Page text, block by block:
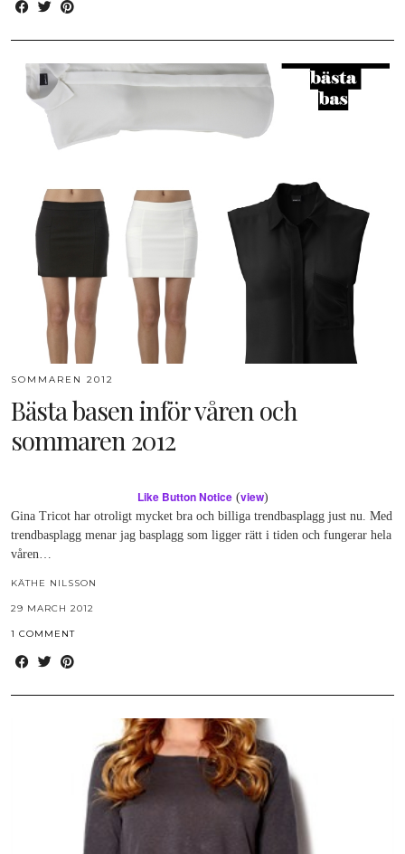
SOMMAREN 2012
Bästa basen inför våren och
sommaren 2012
Like Button Notice(view)
Gina Tricot har otroligt mycket bra och billiga trendbasplagg just nu. Med
trendbasplagg menar jag basplagg som ligger rätt i tiden och fungerar hela
våren…
KÄTHE NILSSON
29 MARCH 2012
1 COMMENT